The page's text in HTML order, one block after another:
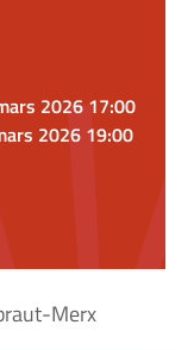
2026 17:00
2026 19:00
Merx